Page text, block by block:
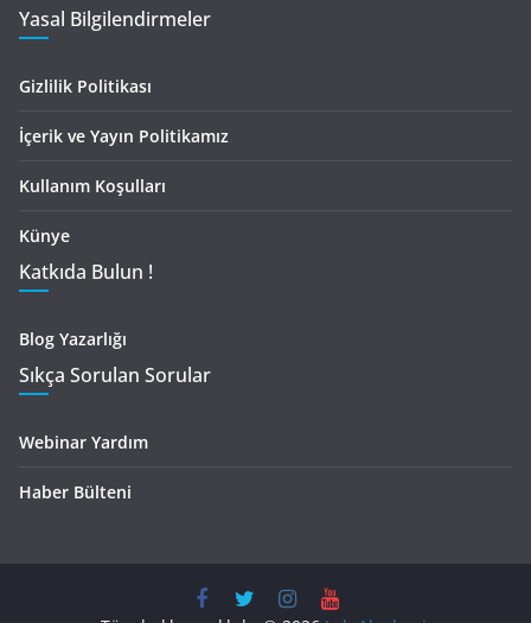
Yasal Bilgilendirmeler
Gizlilik Politikası
İçerik ve Yayın Politikamız
Kullanım Koşulları
Künye
Katkıda Bulun !
Blog Yazarlığı
Sıkça Sorulan Sorular
Webinar Yardım
Haber Bülteni